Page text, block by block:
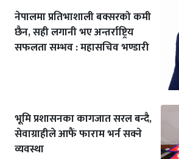
नेपालमा प्रतिभाशाली बक्सरको कमी
छैन, सही लगानी भए अन्तर्राष्ट्रिय
सफलता सम्भव : महासचिव भण्डारी
भूमि प्रशासनका कागजात सरल बन्दै,
सेवाग्राहीले आफैं फाराम भर्न सक्ने
व्यवस्था